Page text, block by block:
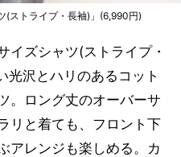
(ストライプ・長袖)」(6,990円)
イズシャツ(ストライプ・
沢とハリのあるコット
。ロング丈のオーバーサ
リと着ても、フロント下
アレンジも楽しめる。カ